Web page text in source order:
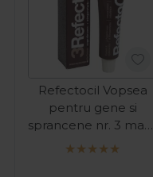
Refectocil Vopsea
pentru gene si
sprancene nr. 3 maro
natural 15ml